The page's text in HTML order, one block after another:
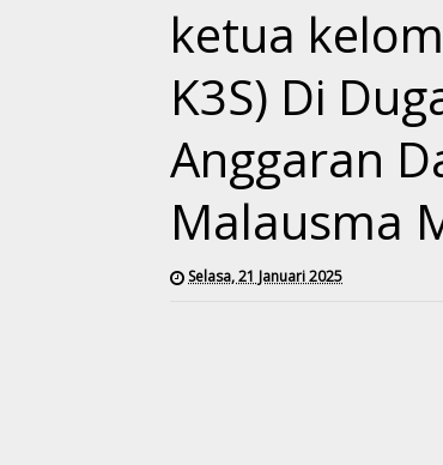
ketua
K3S) Di
Anggaran
Malausma
Selasa, 21 Januari 2025